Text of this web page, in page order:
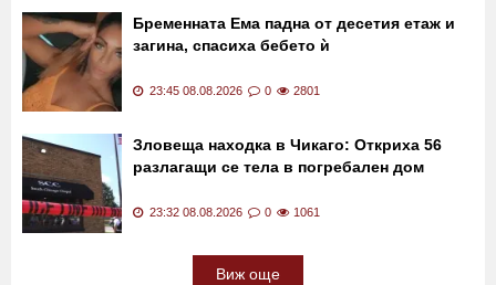
Бременната Ема падна от десетия етаж и
загина, спасиха бебето ѝ
23:45 08.08.2026 0 2801
Зловеща находка в Чикаго: Откриха 56
разлагащи се тела в погребален дом
23:32 08.08.2026 0 1061
Виж още